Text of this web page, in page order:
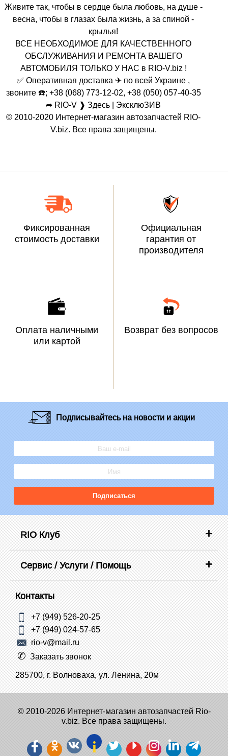
Живите так, чтобы в сердце была любовь, на душе -
весна, чтобы в глазах была жизнь, а за спиной -
крылья!
ВСЕ НЕОБХОДИМОЕ ДЛЯ КАЧЕСТВЕННОГО
ОБСЛУЖИВАНИЯ И РЕМОНТА ВАШЕГО
АВТОМОБИЛЯ ТОЛЬКО У НАС в RIO-V.biz !
✅ Оперативная доставка ✈ по всей Украине ,
звоните ☎️; +38 (068) 773-12-02, +38 (050) 057-40-35
➦ RIO-V ❱ Здесь | ЭксклюЗИВ
© 2010-2020 Интернет-магазин автозапчастей RIO-
V.biz. Все права защищены.
Фиксированная
стоимость доставки
Официальная
гарантия от
производителя
Оплата наличными
или картой
Возврат без вопросов
Подписывайтесьна новости и акции
Подписаться
RIO Клуб
Сервис / Услуги / Помощь
Контакты
+7 (949) 526-20-25
+7 (949) 024-57-65
rio-v@mail.ru
Заказать звонок
285700, г. Волноваха, ул. Ленина, 20м
© 2010-2026 Интернет-магазин автозапчастей Rio-
v.biz. Все права защищены.
i